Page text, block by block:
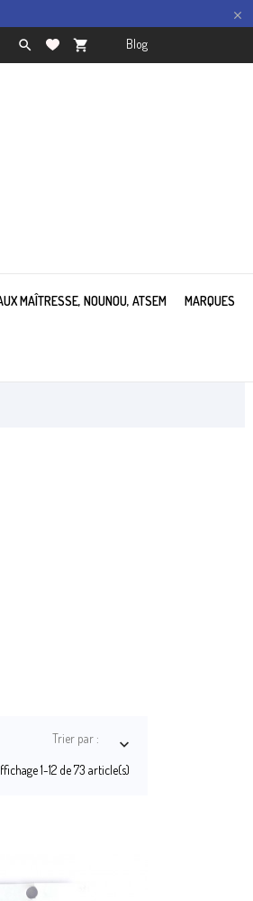

 shopping_cart Blog
MAÎTRESSE, NOUNOU, ATSEM MARQUES
Trier par : 
1-12 de 73 article(s)